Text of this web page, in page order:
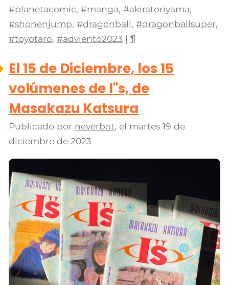
#planetacomic,#manga,#akiratoriyama,
#shonenjump,#dragonball,#dragonballsuper,
#toyotaro,#adviento2023 |¶
El 15 de Diciembre, los 15
volúmenes de I''s, de
Masakazu Katsura
Publicado por neverbot, el martes 19 de
diciembre de 2023